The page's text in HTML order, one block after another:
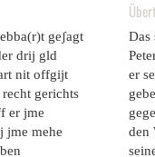
geʃagt
drij gld
nit offgijt
gerichts
er jme
jme mehe
Das
er
den